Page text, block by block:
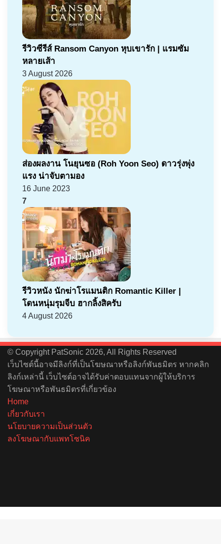
รีวิวซีรีส์ Ransom Canyon หุบเขารัก | แรมซัม
หลายเส้า
3 August 2026
ส่องผลงาน โนยุนซอ (Roh Yoon Seo) ดาวรุ่งพุ่ง
แรง น่าจับตามอง
16 June 2023
7
รีวิวหนัง นักฆ่าโรแมนติก Romantic Killer |
โดนหนุ่มรุมจีบ ฮากลิ้งสิครับ
4 August 2026
© Copyright PatSonic 2026, All Rights Reserved
เว็บไซต์นี้อาจมีลิงก์ที่เป็นโฆษณาหรือลิงก์พันธมิตร หากคลิก
ลิงก์เหล่านี้ เว็บไซต์อาจได้รับค่าตอบแทนจากผู้ให้บริการ
โฆษณาหรือพันธมิตรที่เกี่ยวข้อง
Home
เกี่ยวกับเรา
นโยบายความเป็นส่วนตัว
ลงโฆษณากับแพทโซนิค